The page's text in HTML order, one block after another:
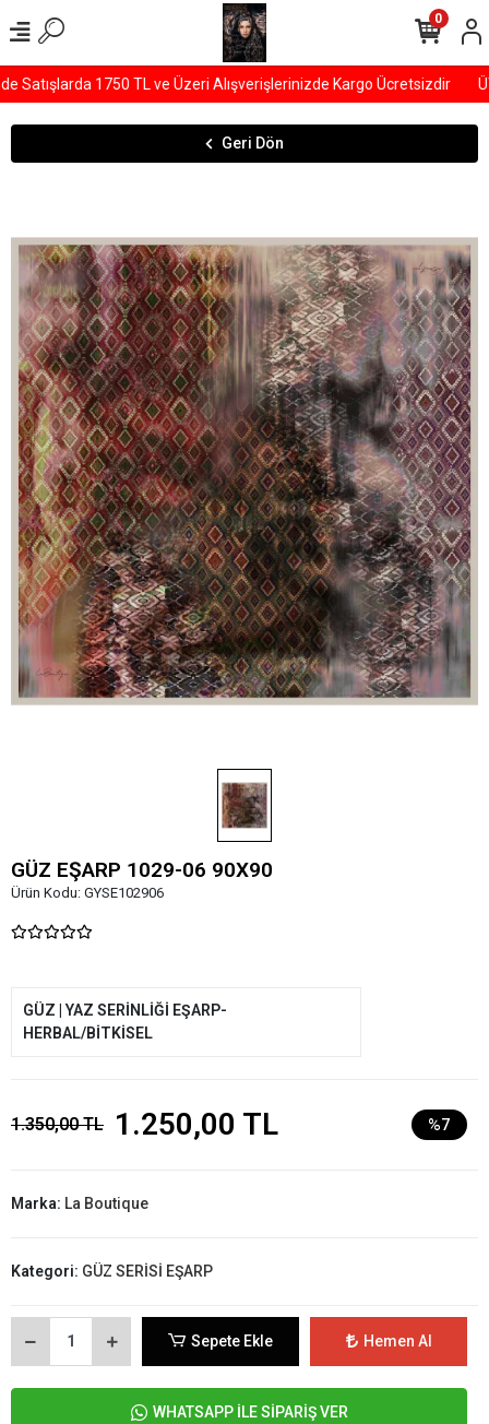
1750 TL ve Üzeri Alışverişlerinizde Kargo Ücretsizdir
0
Geri Dön
GÜZ EŞARP 1029-06 90X90
Ürün Kodu: GYSE102906
GÜZ | YAZ SERİNLİĞİ EŞARP-
HERBAL/BİTKİSEL
1.350,00 TL 1.250,00 TL %7
Marka: La Boutique
Kategori: GÜZ SERİSİ EŞARP
Sepete Ekle Hemen Al
WHATSAPP İLE SİPARİŞ VER